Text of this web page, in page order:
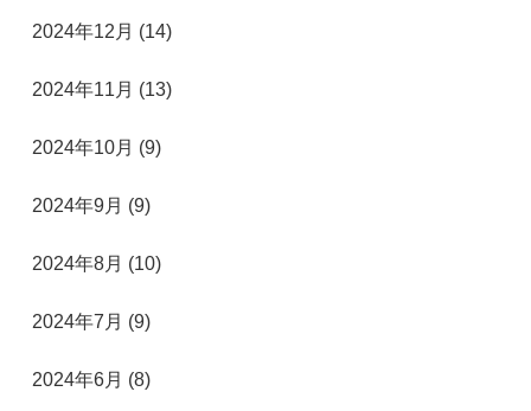
2024年12月 (14)
2024年11月 (13)
2024年10月 (9)
2024年9月 (9)
2024年8月 (10)
2024年7月 (9)
2024年6月 (8)